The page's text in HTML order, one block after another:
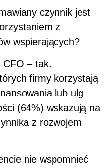
czynnik jest
z
wspierających?
CFO – tak.
firmy korzystają
lub ulg
(64%) wskazują na
z rozwojem
nie wspomnieć